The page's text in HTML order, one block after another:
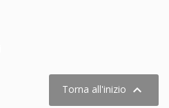
Torna all'inizio 